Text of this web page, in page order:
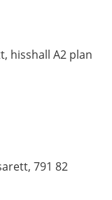
hisshall A2 plan
791 82